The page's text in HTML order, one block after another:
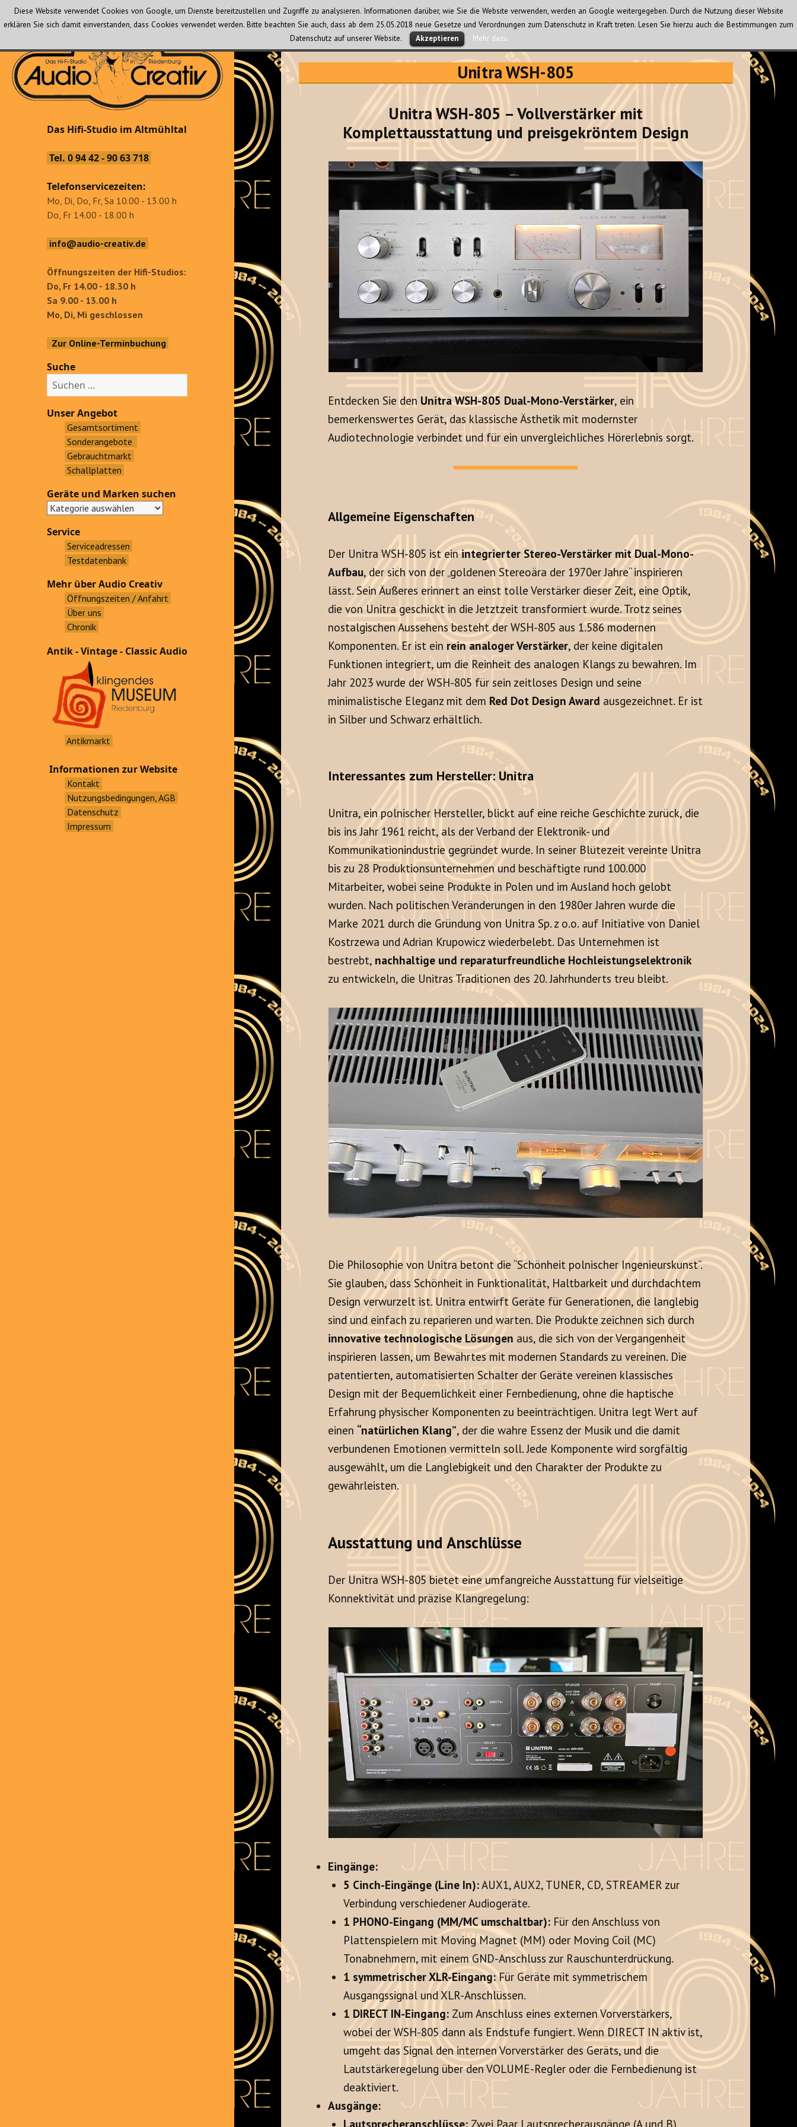
Das Hifi-Studio im Altmühltal
Das Hifi-Studio im Altmühltal
Tel. 0 94 42 - 90 63 718
Telefonservicezeiten:
Mo, Di, Do, Fr, Sa 10.00 - 13.00 h
Do, Fr 14.00 - 18.00 h
info@audio-creativ.de
Öffnungszeiten der Hifi-Studios:
Do, Fr 14.00 - 18.30 h
Sa 9.00 - 13.00 h
Mo, Di, Mi geschlossen
Zur Online-Terminbuchung
Suche
u
c
h
Unser Angebot
Gesamtsortiment
Sonderangebote
Gebrauchtmarkt
Schallplatten
Geräte und Marken suchen
Service
Serviceadressen
Testdatenbank
Mehr über Audio Creativ
Öffnungszeiten / Anfahrt
Über uns
Chronik
Antik - Vintage - Classic Audio
Antikmarkt
Informationen zur Website
Kontakt
Nutzungsbedingungen, AGB
Datenschutz
Impressum
Unitra WSH-805
Unitra WSH-805 – Vollverstärker mit
Komplettausstattung und preisgekröntem Design
Entdecken Sie den Unitra WSH-805 Dual-Mono-Verstärker, ein
bemerkenswertes Gerät, das klassische Ästhetik mit modernster
Audiotechnologie verbindet und für ein unvergleichliches Hörerlebnis sorgt.
Allgemeine Eigenschaften
Der Unitra WSH-805 ist einintegrierter Stereo-Verstärker mit Dual-Mono-
Aufbau, der sich von der „goldenen Stereoära der 1970er Jahre“ inspirieren
lässt. Sein Äußeres erinnert an einst tolle Verstärker dieser Zeit, eine Optik,
die von Unitra geschickt in die Jetztzeit transformiert wurde. Trotz seines
nostalgischen Aussehens besteht der WSH-805 aus 1.586 modernen
Komponenten. Er ist ein rein analoger Verstärker, der keine digitalen
Funktionen integriert, um die Reinheit des analogen Klangs zu bewahren. Im
Jahr 2023 wurde der WSH-805 für sein zeitloses Design und seine
minimalistische Eleganz mit dem Red Dot Design Award ausgezeichnet. Er ist
in Silber und Schwarz erhältlich.
Interessantes zum Hersteller: Unitra
Unitra, ein polnischer Hersteller, blickt auf eine reiche Geschichte zurück, die
bis ins Jahr 1961 reicht, als der Verband der Elektronik- und
Kommunikationindustrie gegründet wurde. In seiner Blütezeit vereinte Unitra
bis zu 28 Produktionsunternehmen und beschäftigte rund 100.000
Mitarbeiter, wobei seine Produkte in Polen und im Ausland hoch gelobt
wurden. Nach politischen Veränderungen in den 1980er Jahren wurde die
Marke 2021 durch die Gründung von Unitra Sp. z o.o. auf Initiative von Daniel
Kostrzewa und Adrian Krupowicz wiederbelebt. Das Unternehmen ist
bestrebt, nachhaltige und reparaturfreundliche Hochleistungselektronik
zu entwickeln, die Unitras Traditionen des 20. Jahrhunderts treu bleibt.
Die Philosophie von Unitra betont die “Schönheit polnischer Ingenieurskunst”.
Sie glauben, dass Schönheit in Funktionalität, Haltbarkeit und durchdachtem
Design verwurzelt ist. Unitra entwirft Geräte für Generationen, die langlebig
sind und einfach zu reparieren und warten. Die Produkte zeichnen sich durch
innovative technologische Lösungen aus, die sich von der Vergangenheit
inspirieren lassen, um Bewährtes mit modernen Standards zu vereinen. Die
patentierten, automatisierten Schalter der Geräte vereinen klassisches
Design mit der Bequemlichkeit einer Fernbedienung, ohne die haptische
Erfahrung physischer Komponenten zu beeinträchtigen. Unitra legt Wert auf
einen “natürlichen Klang”, der die wahre Essenz der Musik und die damit
verbundenen Emotionen vermitteln soll. Jede Komponente wird sorgfältig
ausgewählt, um die Langlebigkeit und den Charakter der Produkte zu
gewährleisten.
Ausstattung und Anschlüsse
Der Unitra WSH-805 bietet eine umfangreiche Ausstattung für vielseitige
Konnektivität und präzise Klangregelung:
Eingänge:
5 Cinch-Eingänge (Line In):AUX1, AUX2, TUNER, CD, STREAMER zur
Verbindung verschiedener Audiogeräte.
1 PHONO-Eingang (MM/MC umschaltbar):Für den Anschluss von
Plattenspielern mit Moving Magnet (MM) oder Moving Coil (MC)
Tonabnehmern, mit einem GND-Anschluss zur Rauschunterdrückung.
1 symmetrischer XLR-Eingang:Für Geräte mit symmetrischem
Ausgangssignal und XLR-Anschlüssen.
1 DIRECT IN-Eingang:Zum Anschluss eines externen Vorverstärkers,
wobei der WSH-805 dann als Endstufe fungiert. Wenn DIRECT IN aktiv ist,
umgeht das Signal den internen Vorverstärker des Geräts, und die
Lautstärkeregelung über den VOLUME-Regler oder die Fernbedienung ist
deaktiviert.
Ausgänge:
Lautsprecheranschlüsse:Zwei Paar Lautsprecherausgänge (A und B).
Diese Website verwendet Cookies von Google, um Dienste bereitzustellen und Zugriffe zu analysieren. Informationen darüber, wie Sie die Website verwenden, werden an Google weitergegeben. Durch die Nutzung dieser Website
erklären Sie sich damit einverstanden, dass Cookies verwendet werden. Bitte beachten Sie auch, dass ab dem 25.05.2018 neue Gesetze und Verordnungen zum Datenschutz in Kraft treten. Lesen Sie hierzu auch die Bestimmungen zum
Datenschutz auf unserer Website.
Akzeptieren Mehr dazu